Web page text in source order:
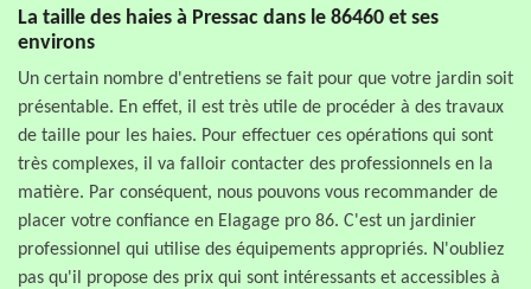
La taille des haies à Pressac dans le 86460 et ses
environs
Un certain nombre d'entretiens se fait pour que votre jardin soit
présentable. En effet, il est très utile de procéder à des travaux
de taille pour les haies. Pour effectuer ces opérations qui sont
très complexes, il va falloir contacter des professionnels en la
matière. Par conséquent, nous pouvons vous recommander de
placer votre confiance en Elagage pro 86. C'est un jardinier
professionnel qui utilise des équipements appropriés. N'oubliez
pas qu'il propose des prix qui sont intéressants et accessibles à